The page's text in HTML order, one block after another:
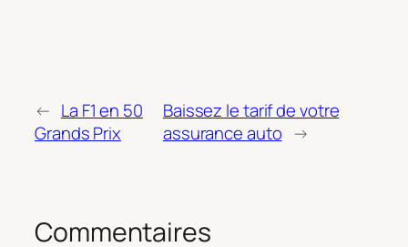
← La F1 en 50
Grands Prix
Baissez le tarif de votre
assurance auto →
Commentaires